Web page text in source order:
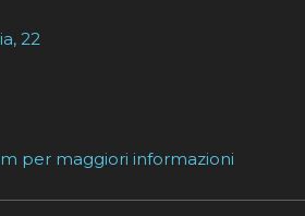
22
per maggiori informazioni